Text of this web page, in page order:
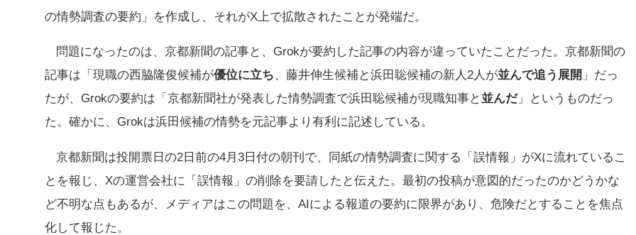
の情勢調査の要約」を作成し、それがX上で拡散されたことが発端だ。
問題になったのは、京都新聞の記事と、Grokが要約した記事の内容が違っていたことだった。京都新聞の
記事は「現職の西脇隆俊候補が優位に立ち、藤井伸生候補と浜田聡候補の新人2人が並んで追う展開 」だっ
たが、Grokの要約は「京都新聞社が発表した情勢調査で浜田聡候補が現職知事と 並んだ」というものだっ
た。確かに、Grokは浜田候補の情勢を元記事より有利に記述している。
京都新聞は投開票日の2日前の4月3日付の朝刊で、同紙の情勢調査に関する「誤情報」がXに流れているこ
とを報じ、Xの運営会社に「誤情報」の削除を要請したと伝えた。最初の投稿が意図的だったのかどうかな
ど不明な点もあるが、メディアはこの問題を、AIによる報道の要約に限界があり、危険だとすることを焦点
化して報じた。